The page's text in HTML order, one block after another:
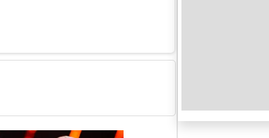
చేసి దాని ద్వారా నాటకాలు వేశారు
ఇది ప్రభుత్వ
రాజనాల. ఆ తర్వాత అదే
ఉండడంతో జిల్లా కలెక్టర్‌